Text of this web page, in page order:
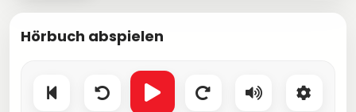
Hörbuch abspielen